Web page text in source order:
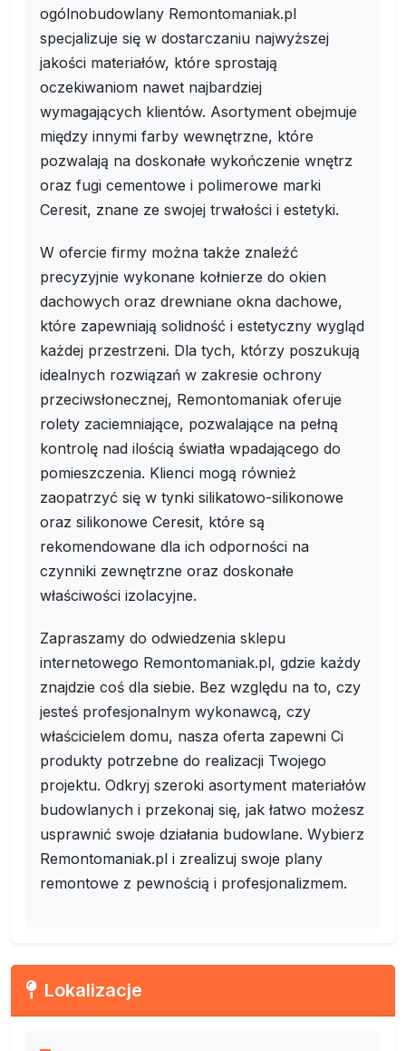
ogólnobudowlany Remontomaniak.pl
specjalizuje się w dostarczaniu najwyższej
jakości materiałów, które sprostają
oczekiwaniom nawet najbardziej
wymagających klientów. Asortyment obejmuje
między innymi farby wewnętrzne, które
pozwalają na doskonałe wykończenie wnętrz
oraz fugi cementowe i polimerowe marki
Ceresit, znane ze swojej trwałości i estetyki.
W ofercie firmy można także znaleźć
precyzyjnie wykonane kołnierze do okien
dachowych oraz drewniane okna dachowe,
które zapewniają solidność i estetyczny wygląd
każdej przestrzeni. Dla tych, którzy poszukują
idealnych rozwiązań w zakresie ochrony
przeciwsłonecznej, Remontomaniak oferuje
rolety zaciemniające, pozwalające na pełną
kontrolę nad ilością światła wpadającego do
pomieszczenia. Klienci mogą również
zaopatrzyć się w tynki silikatowo-silikonowe
oraz silikonowe Ceresit, które są
rekomendowane dla ich odporności na
czynniki zewnętrzne oraz doskonałe
właściwości izolacyjne.
Zapraszamy do odwiedzenia sklepu
internetowego Remontomaniak.pl, gdzie każdy
znajdzie coś dla siebie. Bez względu na to, czy
jesteś profesjonalnym wykonawcą, czy
właścicielem domu, nasza oferta zapewni Ci
produkty potrzebne do realizacji Twojego
projektu. Odkryj szeroki asortyment materiałów
budowlanych i przekonaj się, jak łatwo możesz
usprawnić swoje działania budowlane. Wybierz
Remontomaniak.pl i zrealizuj swoje plany
remontowe z pewnością i profesjonalizmem.
Lokalizacje